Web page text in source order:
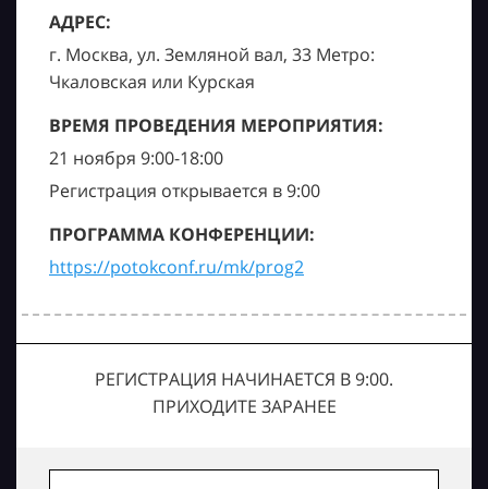
АДРЕС:
г. Москва, ул. Земляной вал, 33 Метро:
Чкаловская или Курская
ВРЕМЯ ПРОВЕДЕНИЯ МЕРОПРИЯТИЯ:
21 ноября 9:00-18:00
Регистрация открывается в 9:00
ПРОГРАММА КОНФЕРЕНЦИИ:
https://potokconf.ru/mk/prog2
РЕГИСТРАЦИЯ НАЧИНАЕТСЯ В 9:00.
ПРИХОДИТЕ ЗАРАНЕЕ